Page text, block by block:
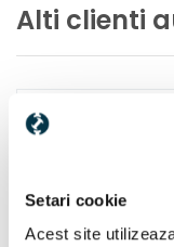
Setari cookie
Acest site
Alti clienti